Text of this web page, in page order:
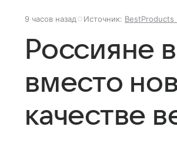
9 часов назад Источник: BestProducts
Россияне
вместо
качестве